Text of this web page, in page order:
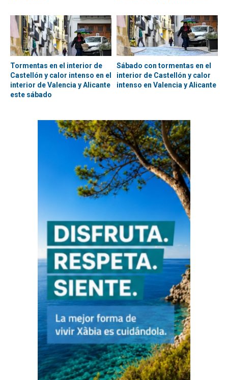
Tormentas en el interior de
Castellón y calor intenso en el
interior de Valencia y Alicante
este sábado
Sábado con tormentas en el
interior de Castellón y calor
intenso en Valencia y Alicante